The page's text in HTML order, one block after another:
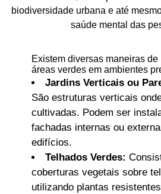
biodiversidade urbana e até
saúde mental das
Existem diversas maneiras de
áreas verdes em ambientes
Jardins Verticais ou
São estruturas verticais
cultivadas. Podem ser
fachadas internas ou
edifícios.
Telhados Verdes:
coberturas vegetais sobre
utilizando plantas